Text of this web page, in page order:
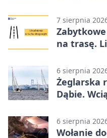
7 sierpnia
na trasę.
6 sierpnia
Żeglarska
Dąbie.
6 sierpnia
Wołanie